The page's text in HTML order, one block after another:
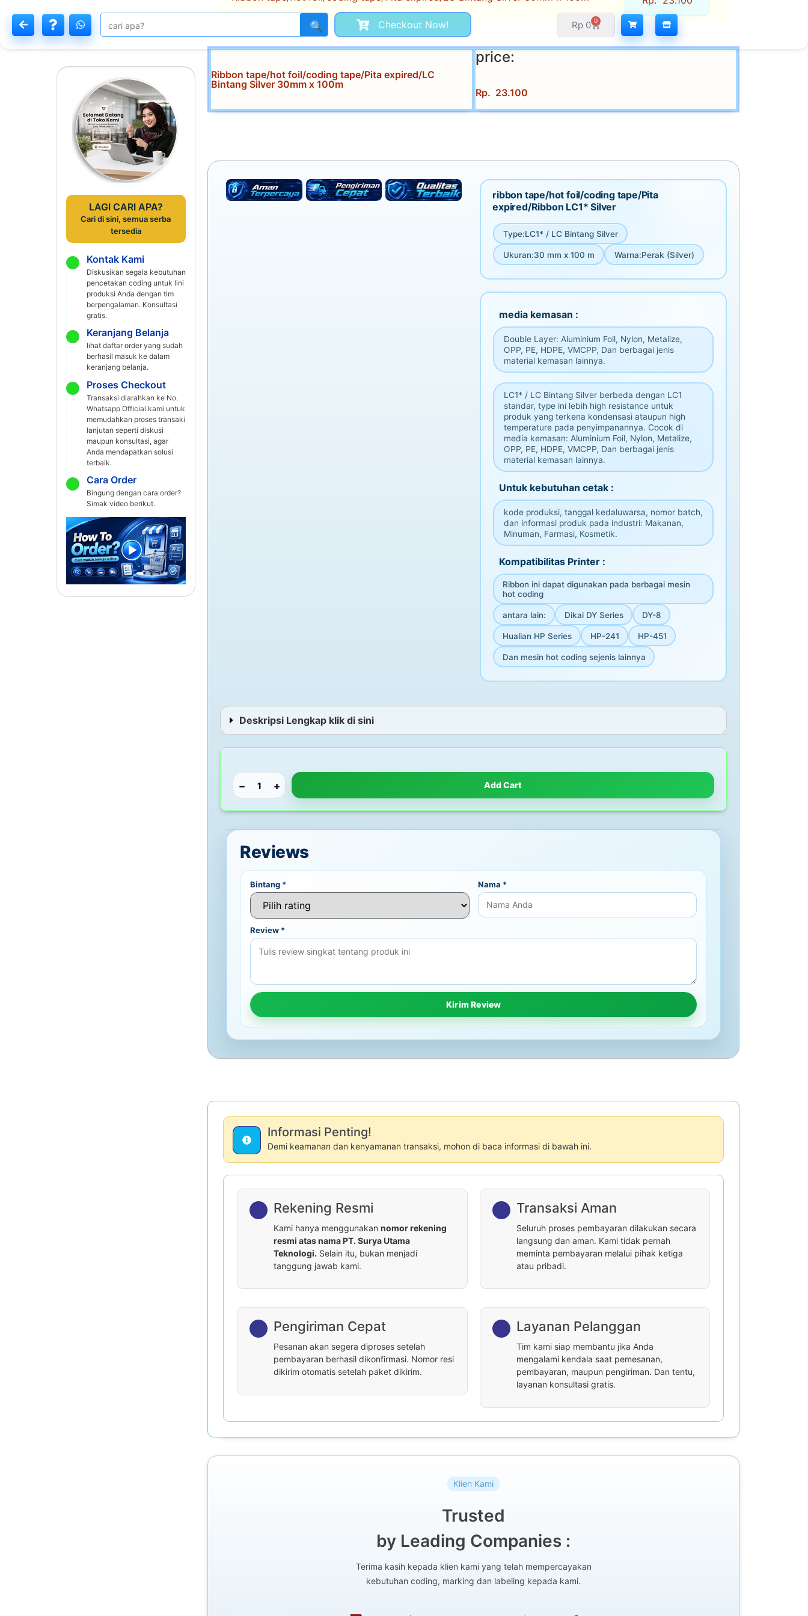
🔍 Checkout Now! Rp 0 0
LAGI CARI APA?
Cari di sini, semua serba
tersedia
Kontak Kami
Diskusikan segala kebutuhan
pencetakan coding untuk lini
produksi Anda dengan tim
berpengalaman. Konsultasi
gratis.
Keranjang Belanja
lihat daftar order yang sudah
berhasil masuk ke dalam
keranjang belanja.
Proses Checkout
Transaksi diarahkan ke No.
Whatsapp Official kami untuk
memudahkan proses transaki
lanjutan seperti diskusi
maupun konsultasi, agar
Anda mendapatkan solusi
terbaik.
Cara Order
Bingung dengan cara order?
Simak video berikut.
Ribbon tape/hot foil/coding tape/Pita expired/LC
Bintang Silver 30mm x 100m
price:
Rp 23.100
ribbon tape/hot foil/coding tape/Pita
expired/Ribbon LC1* Silver
Type:LC1* / LC Bintang Silver
Ukuran:30 mm x 100 m Warna:Perak (Silver)
media kemasan :
Double Layer: Aluminium Foil, Nylon, Metalize,
OPP, PE, HDPE, VMCPP, Dan berbagai jenis
material kemasan lainnya.
LC1* / LC Bintang Silver berbeda dengan LC1
standar, type ini lebih high resistance untuk
produk yang terkena kondensasi ataupun high
temperature pada penyimpanannya. Cocok di
media kemasan: Aluminium Foil, Nylon, Metalize,
OPP, PE, HDPE, VMCPP, Dan berbagai jenis
material kemasan lainnya.
Untuk kebutuhan cetak :
kode produksi, tanggal kedaluwarsa, nomor batch,
dan informasi produk pada industri: Makanan,
Minuman, Farmasi, Kosmetik.
Kompatibilitas Printer :
Ribbon ini dapat digunakan pada berbagai mesin
hot coding
antara lain: Dikai DY Series DY-8
Hualian HP Series HP-241 HP-451
Dan mesin hot coding sejenis lainnya
Deskripsi Lengkap klik di sini
− + Add Cart
Reviews
Bintang *
Review *
Nama *
Informasi Penting!
Demi keamanan dan kenyamanan transaksi, mohon di baca informasi di bawah ini.
Rekening Resmi
Kami hanya menggunakannomor rekening
resmi atas nama PT. Surya Utama
Teknologi. Selain itu, bukan menjadi
tanggung jawab kami.
Transaksi Aman
Seluruh proses pembayaran dilakukan secara
langsung dan aman. Kami tidak pernah
meminta pembayaran melalui pihak ketiga
atau pribadi.
Pengiriman Cepat
Pesanan akan segera diproses setelah
pembayaran berhasil dikonfirmasi. Nomor resi
dikirim otomatis setelah paket dikirim.
Layanan Pelanggan
Tim kami siap membantu jika Anda
mengalami kendala saat pemesanan,
pembayaran, maupun pengiriman. Dan tentu,
layanan konsultasi gratis.
Klien Kami
Trusted
by Leading Companies :
Terima kasih kepada klien kami yang telah mempercayakan
kebutuhan coding, marking dan labeling kepada kami.